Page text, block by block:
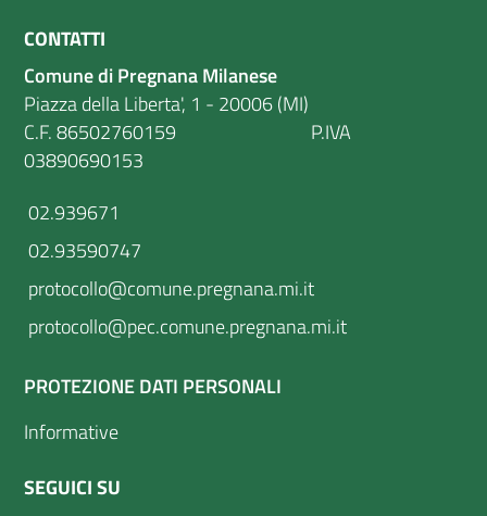
CONTATTI
Comune di Pregnana Milanese
Piazza della Liberta', 1 - 20006 (MI)
C.F. 86502760159 P.IVA
03890690153
02.939671
02.93590747
protocollo@comune.pregnana.mi.it
protocollo@pec.comune.pregnana.mi.it
PROTEZIONE DATI PERSONALI
Informative
SEGUICI SU